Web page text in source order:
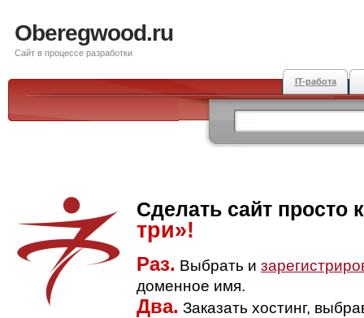
Oberegwood.ru
Сайт в процессе разработки
IT-работа
Сделать сайт просто
три»!
Раз. Выбрать и
доменное имя.
Два. Заказать хостинг,